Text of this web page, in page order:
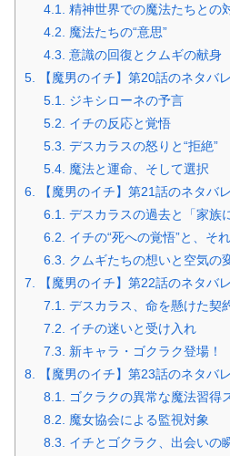
4.1.
精神世界での魔法たちとの
4.2.
魔法たちの“意思”
4.3. 意識の回復とクムギの献身
5.
【魔男のイチ】第20話のネタバレ
5.1.
ジキシローネの予言
5.2.
イチの反応と覚悟
5.3. デスカラスの怒りと“拒絶”
5.4. 魔法と運命、そして選択
6.
【魔男のイチ】第21話のネタバレ
6.1.
デスカラスの過去と「家族
6.2.
イチの“死への覚悟”と、そ
6.3.
クムギたちの想いと空気の
7.
【魔男のイチ】第22話のネタバレ
7.1.
デスカラス、命を懸けた契
7.2.
イチの迷いと受け入れ
7.3.
新キャラ・ゴクラク登場！
8.
【魔男のイチ】第23話のネタバレ
8.1.
ゴクラクの異常な魔法習得
8.2.
魔女協会による監視対象
8.3.
イチとゴクラク、出会いの